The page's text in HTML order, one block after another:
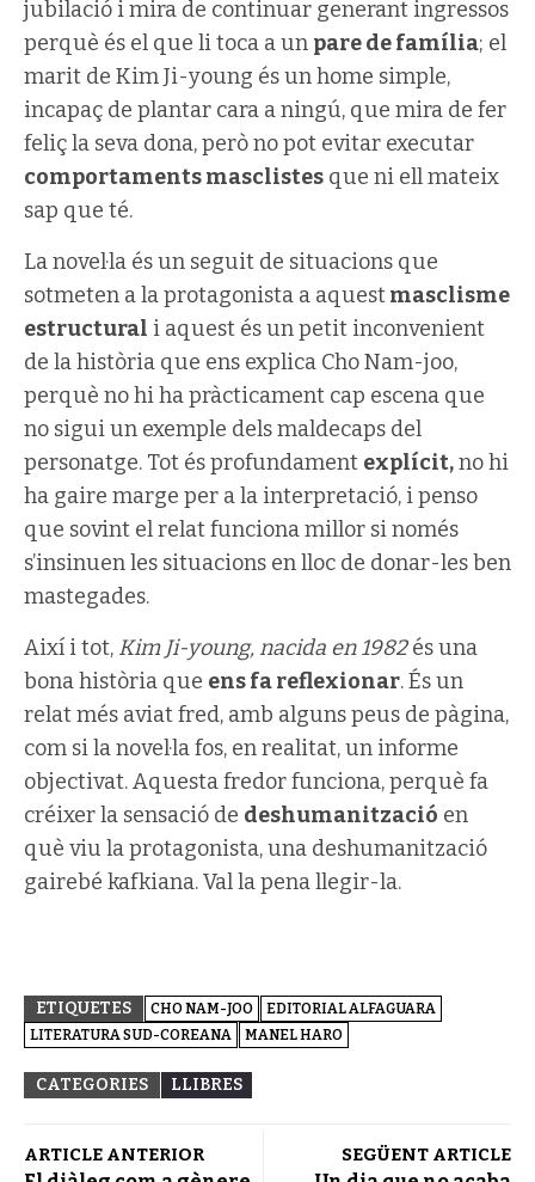
jubilació i mira de continuar generant ingressos
perquè és el que li toca a un pare de família; el
marit de Kim Ji-young és un home simple,
incapaç de plantar cara a ningú, que mira de fer
feliç la seva dona, però no pot evitar executar
comportaments masclistes que ni ell mateix
sap que té.
La novel·la és un seguit de situacions que
sotmeten a la protagonista a aquestmasclisme
estructural i aquest és un petit inconvenient
de la història que ens explica Cho Nam-joo,
perquè no hi ha pràcticament cap escena que
no sigui un exemple dels maldecaps del
personatge. Tot és profundament explícit,no hi
ha gaire marge per a la interpretació, i penso
que sovint el relat funciona millor si només
s’insinuen les situacions en lloc de donar-les ben
mastegades.
Així i tot, Kim Ji-young, nacida en 1982és una
bona història que ens fa reflexionar. És un
relat més aviat fred, amb alguns peus de pàgina,
com si la novel·la fos, en realitat, un informe
objectivat. Aquesta fredor funciona, perquè fa
créixer la sensació de deshumanització en
què viu la protagonista, una deshumanització
gairebé kafkiana. Val la pena llegir-la.
ETIQUETES CHO NAM-JOO
EDITORIAL ALFAGUARA
LITERATURA SUD-COREANA
MANEL HARO
CATEGORIES LLIBRES
ARTICLE ANTERIOR SEGÜENT ARTICLE